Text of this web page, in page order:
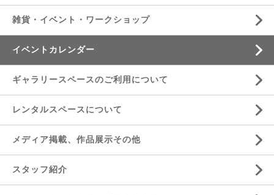
雑貨・イベント・ワークショップ
イベントカレンダー
ギャラリースペースのご利用について
レンタルスペースについて
メディア掲載、作品展示その他
スタッフ紹介